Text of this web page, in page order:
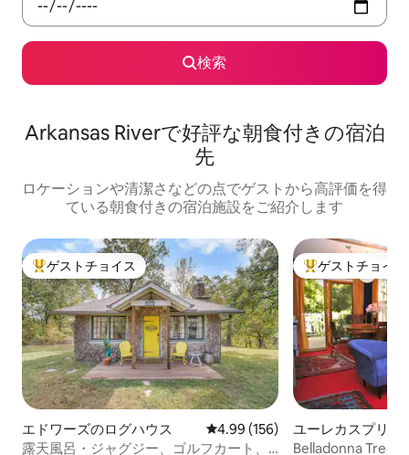
検索
Arkansas Riverで好評な朝食付きの宿泊
先
ロケーションや清潔さなどの点でゲストから高評価を得
ている朝食付きの宿泊施設をご紹介します
大好評のゲストチョイスです。
ゲストチョイス
エドワーズのログハウス レビュー156件、5つ星中4.99つ
4.99 (156)
露天風呂・ジャグジー、ゴルフカート、
大好評のゲスト
ゲストチョイス
ユーレカスプリン
テージ
Belladonna Tree